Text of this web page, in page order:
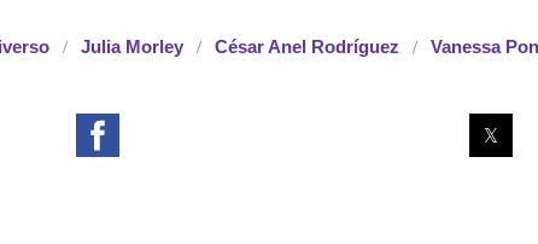
Julia Morley César Anel Rodríguez Vanessa